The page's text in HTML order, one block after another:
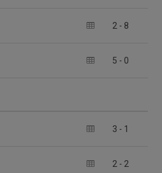
2 - 8
5 - 0
3 - 1
2 - 2